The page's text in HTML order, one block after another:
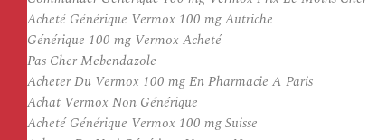
Acheté Générique Vermox 100 mg Autriche
Générique 100 mg Vermox Acheté
Pas Cher Mebendazole
Acheter Du Vermox 100 mg En Pharmacie A Paris
Achat Vermox Non Générique
Acheté Générique Vermox 100 mg Suisse